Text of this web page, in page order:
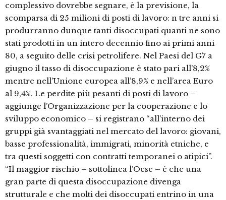
complessivo dovrebbe segnare, è la previsione, la
scomparsa di 25 milioni di posti di lavoro: n tre anni si
produrranno dunque tanti disoccupati quanti ne sono
stati prodotti in un intero decennio fino ai primi anni
80, a seguito delle crisi petrolifere. Nel Paesi del G7 a
giugno il tasso di disoccupazione è stato pari all’8,2%
mentre nell’Unione europea all’8,9% e nell’area Euro
al 9,4%. Le perdite più pesanti di posti di lavoro –
aggiunge l’Organizzazione per la cooperazione e lo
sviluppo economico – si registrano “all’interno dei
gruppi già svantaggiati nel mercato del lavoro: giovani,
basse professionalità, immigrati, minorità etniche, e
tra questi soggetti con contratti temporanei o atipici”.
“Il maggior rischio – sottolinea l’Ocse – è che una
gran parte di questa disoccupazione divenga
strutturale e che molti dei disoccupati entrino in una